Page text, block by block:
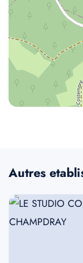
Autres